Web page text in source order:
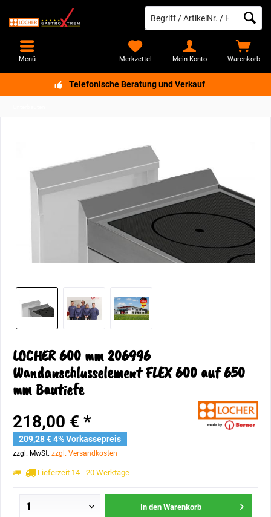
Telefonische Beratung und Verkauf
Warenkorb
Merkzettel Mein Konto
Menü
LOCHER 600 mm 206996
Wandanschlusselement FLEX 600 auf 650
mm Bautiefe
218,00 € *
209,28 € 4% Vorkassepreis
zzgl. MwSt. zzgl. Versandkosten
Lieferzeit 14 - 20 Werktage
In den Warenkorb